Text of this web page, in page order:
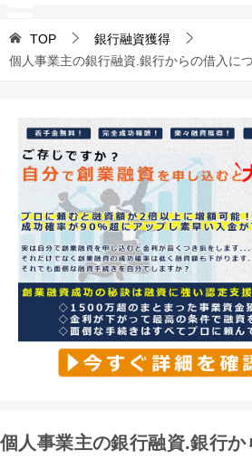
TOP
銀行融資獲得
個人事業主の銀行融資.銀行からの借入に
個人事業主の銀行融資.銀行か